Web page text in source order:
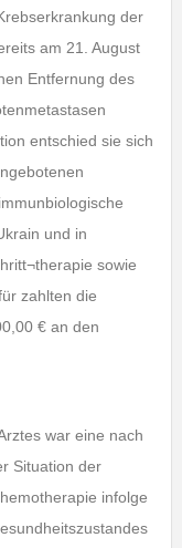
der
am 21. August
Entfernung des
entschied sie sich
und in
sowie
zahlten die
€ an den
war eine nach
Situation der
infolge